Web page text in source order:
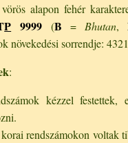
vörös alapon fehér
P 9999 (B = Bhutan,
növekedési sorrendje:
:
kézzel festettek,
rendszámokon voltak